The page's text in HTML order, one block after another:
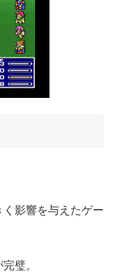
影響を与えたゲー
璧。